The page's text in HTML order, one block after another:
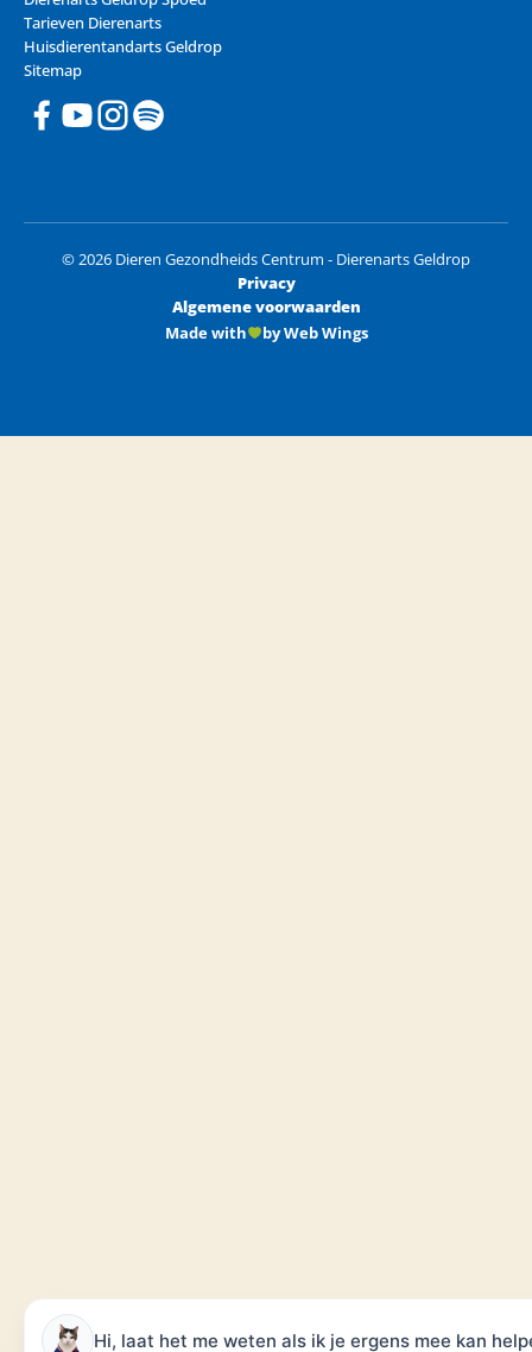
Tarieven Dierenarts
Huisdierentandarts Geldrop
Sitemap
© 2026 Dieren Gezondheids Centrum - Dierenarts Geldrop
Privacy
Algemene voorwaarden
Made with
by Web Wings
Hi, laat het me weten als ik je ergens mee kan